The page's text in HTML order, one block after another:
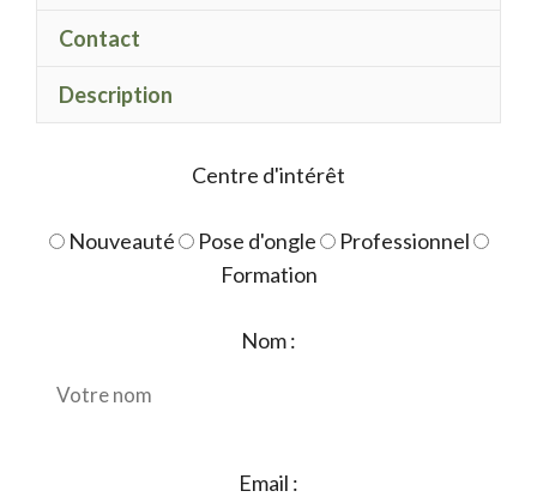
Contact
Description
Centre d'intérêt
Nouveauté Pose d'ongle
Professionnel
Formation
Nom :
Email :